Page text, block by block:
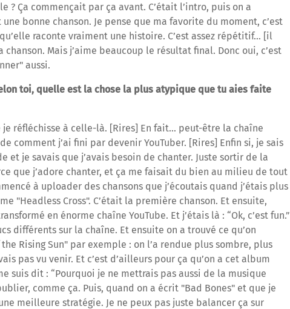
? Ça commençait par ça avant. C’était l’intro, puis on a
bonne chanson. Je pense que ma favorite du moment, c’est
raconte vraiment une histoire. C’est assez répétitif… [il
Mais j’aime beaucoup le résultat final. Donc oui, c’est
aussi.
toi, quelle est la chose la plus atypique que tu aies faite
réfléchisse à celle-là. [Rires] En fait… peut-être la chaîne
comment j’ai fini par devenir YouTuber. [Rires] Enfin si, je sais
et je savais que j’avais besoin de chanter. Juste sortir de la
que j’adore chanter, et ça me faisait du bien au milieu de tout
à uploader des chansons que j’écoutais quand j’étais plus
"Headless Cross". C’était la première chanson. Et ensuite,
en énorme chaîne YouTube. Et j’étais là : “Ok, c’est fun.”
différents sur la chaîne. Et ensuite on a trouvé ce qu’on
Rising Sun" par exemple : on l’a rendue plus sombre, plus
pas vu venir. Et c’est d’ailleurs pour ça qu’on a cet album
suis dit : “Pourquoi je ne mettrais pas aussi de la musique
comme ça. Puis, quand on a écrit "Bad Bones" et que je
meilleure stratégie. Je ne peux pas juste balancer ça sur